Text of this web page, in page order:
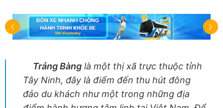
Trảng Bànglà một thị xã trực thuộc tỉnh
Tây Ninh, đây là điểm đến thu hút đông
đảo du khách như một trong những địa